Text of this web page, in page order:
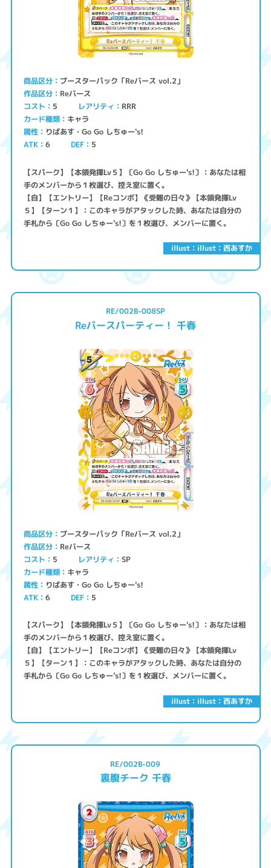
illust：illust：西あすか
商品区分 ブースターパック「Reバース vol.2」
作品区分 Reバース
コスト 5 レアリティ RRR
カード種類 キャラ
属性 りばあす・Go Go しちゅー's!
ATK 6 DEF 5
【スパーク】【本領発揮Lv５】〔Go Go しちゅー's!〕：あなたは相
手のメンバーから１枚選び、控え室に置く。
【自】【エントリー】【Reコンボ】《受難の日々》【本領発揮Lv
５】【ターン１】：このキャラがアタックした時、あなたは自分の
手札から〔Go Go しちゅー's!〕を１枚選び、メンバーに置く。
illust：illust：西あすか
RE/002B-008SP
Reバースパーティー！ 千春
商品区分 ブースターパック「Reバース vol.2」
作品区分 Reバース
コスト 5 レアリティ SP
カード種類 キャラ
属性 りばあす・Go Go しちゅー's!
ATK 6 DEF 5
【スパーク】【本領発揮Lv５】〔Go Go しちゅー's!〕：あなたは相
手のメンバーから１枚選び、控え室に置く。
【自】【エントリー】【Reコンボ】《受難の日々》【本領発揮Lv
５】【ターン１】：このキャラがアタックした時、あなたは自分の
手札から〔Go Go しちゅー's!〕を１枚選び、メンバーに置く。
RE/002B-009
裏腹チーク 千春